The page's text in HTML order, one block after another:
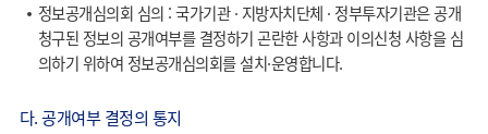
정보공개심의회 심의 : 국가기관 · 지방자치단체 · 정부투자기관은 공개
청구된 정보의 공개여부를 결정하기 곤란한 사항과 이의신청 사항을 심
의하기 위하여 정보공개심의회를 설치·운영합니다.
다. 공개여부 결정의 통지